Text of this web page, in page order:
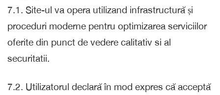
7.1. Site-ul va opera utilizand infrastructură și
proceduri moderne pentru optimizarea serviciilor
oferite din punct de vedere calitativ si al
securitatii.
7.2. Utilizatorul declară în mod expres că acceptă